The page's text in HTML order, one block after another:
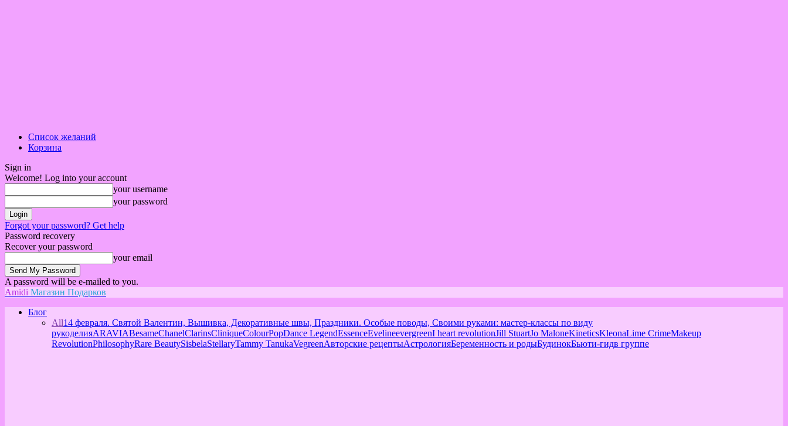
Список желаний
Корзина
Sign in
Welcome! Log into your account
your username
your password
Forgot your password? Get help
Password recovery
Recover your password
your email
A password will be e-mailed to you.
Amidi Магазин Подарков
Блог
All14 февраля. Святой Валентин, Вышивка, Декоративные швы, Праздники. Особые поводы, Своими руками: мастер-классы по виду
рукоделияARAVIABesameChanelClarinsCliniqueColourPopDance LegendEssenceEvelineevergreenI heart revolutionJill StuartJo MaloneKineticsKleonaLime CrimeMakeup
RevolutionPhilosophyRare BeautySisbelaStellaryTammy TanukaVegreenАвторские рецептыАстрологияБеременность и родыБудинокБьюти-гидв группе